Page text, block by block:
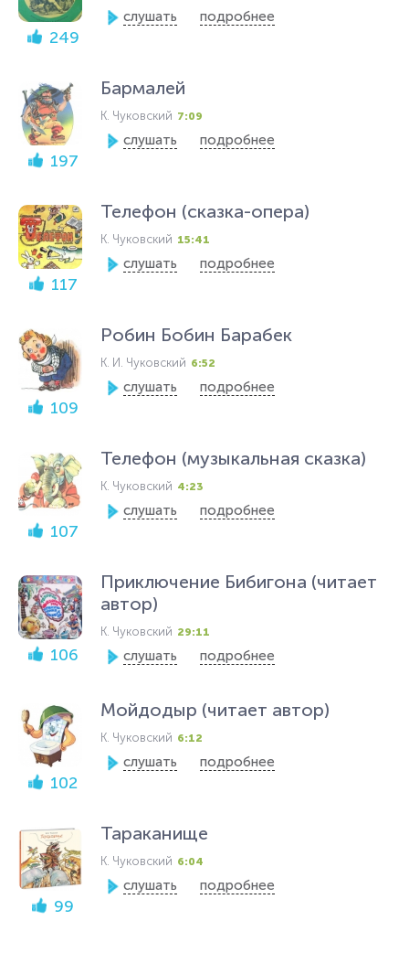
249
слушать подробнее
197
Бармалей
К. Чуковский 7:09
слушать подробнее
117
Телефон (сказка-опера)
К. Чуковский 15:41
слушать подробнее
109
Робин Бобин Барабек
К. И. Чуковский 6:52
слушать подробнее
107
Телефон (музыкальная сказка)
К. Чуковский 4:23
слушать подробнее
106
Приключение Бибигона (читает
автор)
К. Чуковский 29:11
слушать подробнее
102
Мойдодыр (читает автор)
К. Чуковский 6:12
слушать подробнее
99
Тараканище
К. Чуковский 6:04
слушать подробнее